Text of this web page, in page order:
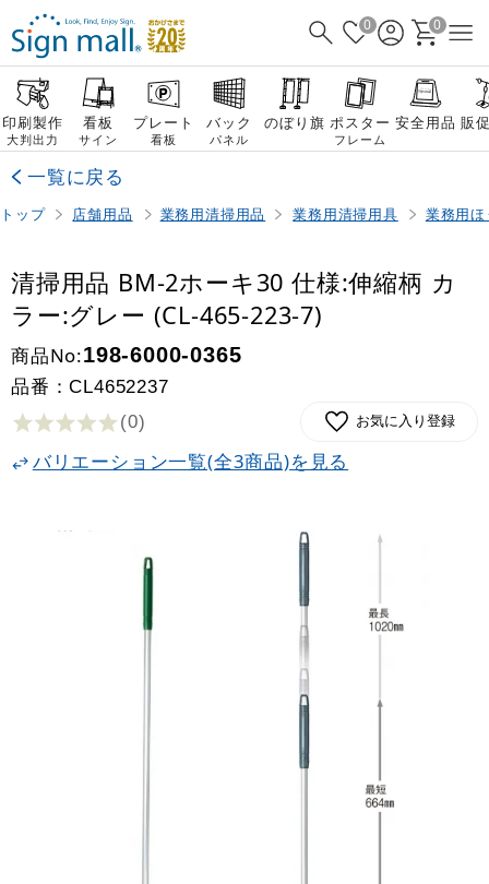
0 0
印刷製作
大判出力
看板
サイン
プレート
看板
バック
パネル
のぼり旗 ポスター
フレーム
安全用品 販
一覧に戻る
トップ 店舗用品 業務用清掃用品 業務用清掃用具 業務用
清掃用品 BM-2ホーキ30 仕様:伸縮柄 カ
ラー:グレー (CL-465-223-7)
商品No:198-6000-0365
品番：CL4652237
(0) お気に入り登録
バリエーション一覧(全3商品)を見る